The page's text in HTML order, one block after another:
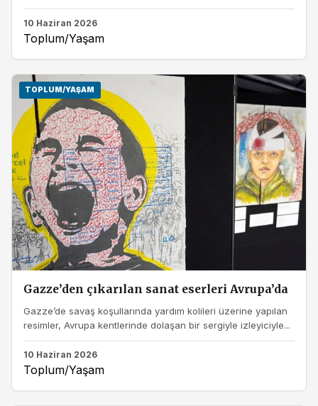
10 Haziran 2026
Toplum/Yaşam
TOPLUM/YAŞAM
Gazze’den çıkarılan sanat eserleri Avrupa’da
Gazze’de savaş koşullarında yardım kolileri üzerine yapılan
resimler, Avrupa kentlerinde dolaşan bir sergiyle izleyiciyle...
10 Haziran 2026
Toplum/Yaşam